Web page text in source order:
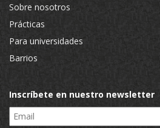
Sobre nosotros
Prácticas
Para universidades
Barrios
Inscríbete en nuestro newsletter
Email